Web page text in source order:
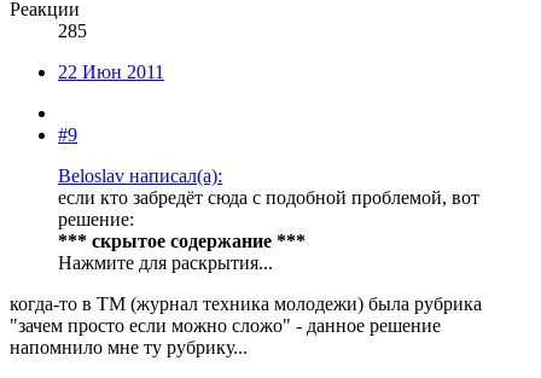
Реакции
285
22 Июн 2011
#9
Beloslav написал(а):
если кто забредёт сюда с подобной проблемой, вот
решение:
*** скрытое содержание ***
Нажмите для раскрытия...
когда-то в ТМ (журнал техника молодежи) была рубрика
"зачем просто если можно сложо" - данное решение
напомнило мне ту рубрику...